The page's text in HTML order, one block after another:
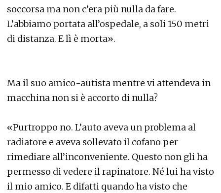
soccorsa ma non c’era più nulla da fare.
L’abbiamo portata all’ospedale, a soli 150 metri
di distanza. E lì è morta».
Ma il suo amico-autista mentre vi attendeva in
macchina non si è accorto di nulla?
«Purtroppo no. L’auto aveva un problema al
radiatore e aveva sollevato il cofano per
rimediare all’inconveniente. Questo non gli ha
permesso di vedere il rapinatore. Né lui ha visto
il mio amico. E difatti quando ha visto che